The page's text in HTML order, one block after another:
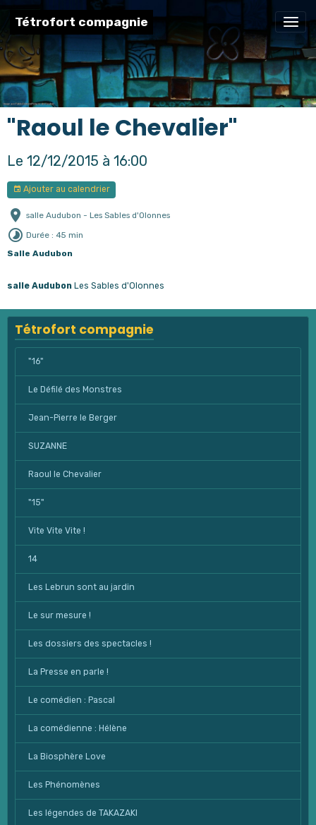
Tétrofort compagnie
"Raoul le Chevalier"
Le 12/12/2015 à 16:00
Ajouter au calendrier
salle Audubon - Les Sables d'Olonnes
Durée : 45 min
Salle Audubon
salle Audubon Les Sables d'Olonnes
Tétrofort compagnie
"16"
Le Défilé des Monstres
Jean-Pierre le Berger
SUZANNE
Raoul le Chevalier
"15"
Vite Vite Vite !
14
Les Lebrun sont au jardin
Le sur mesure !
Les dossiers des spectacles !
La Presse en parle !
Le comédien : Pascal
La comédienne : Hélène
La Biosphère Love
Les Phénomènes
Les légendes de TAKAZAKI